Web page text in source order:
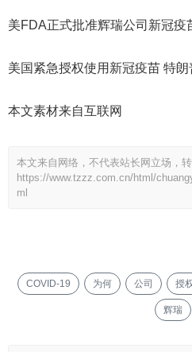
美FDA正式批准辉瑞公司新冠疫
美国紧急授权使用新冠疫苗 特
本文素材来自互联网
本文来自网络，不代表站长网立场，转
https://www.tzzz.com.cn/html/
ml
COVID-19 为何 公司 授
辉瑞